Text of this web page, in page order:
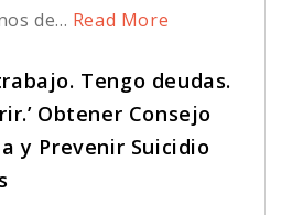
de... Read More
Tengo deudas.
Obtener Consejo
y Prevenir Suicidio